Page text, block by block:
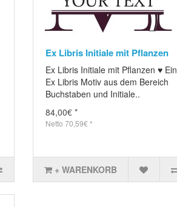
Ex Libris Initiale mit Pflanzen
Ex Libris Initiale mit Pflanzen ♥ Ein
Ex Libris Motiv aus dem Bereich
Buchstaben und Initiale..
84,00€ *
Netto 70,59€ *
+ WARENKORB